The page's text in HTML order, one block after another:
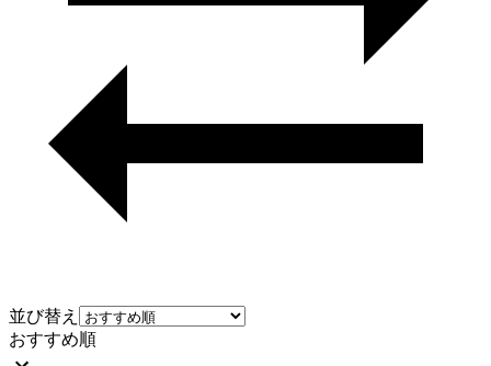
並び替え
おすすめ順